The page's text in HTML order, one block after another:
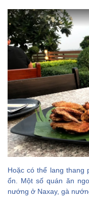
Hoặc có thể lang thang
ổn. Một số quán ăn
nướng ở Naxay, gà